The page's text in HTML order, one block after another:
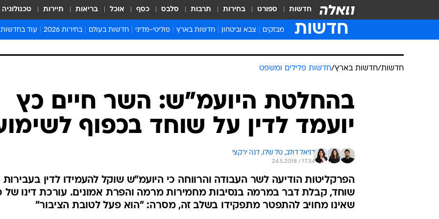
חדשות ספורט בחירות תרבות סלבס כסף אוכל בריאות תיירות טכנולוגיה
חדשות מבזקים צבא וביטחון חדשות בארץ
ישראלים בחו"ל
בריאות
חברה ורווחה
פוליטי-מדיני חדשות בעולם
אפריקה
בחירות 2026 עוד בחדשות
מדע וסביבה
הנחיות
ארכיון מדורים
לוח שנה
חדשות יהדות
חדשות/חדשות בארץ/חדשות פלילים ומשפט
בהחלטת היועמ"ש: השר חיים כץ
יועמד לדין על שוחד בכפוף
דניאל דולב, טל שלו, דנה ירקצי
24.5.2018 / 17:34
הפרקליטות הודיעה לשר העבודה והרווחה כי היועמ"ש שוקל להעמידו לדין בעבירות
שוחד, קבלת דבר במרמה בנסיבות מחמירות מרמה והפרת אמונים. עורכת דינו של
שאינו מחויב להתפטר מתפקידו בשלב זה, מסרה: "הוא פעל לטובת הציבור"